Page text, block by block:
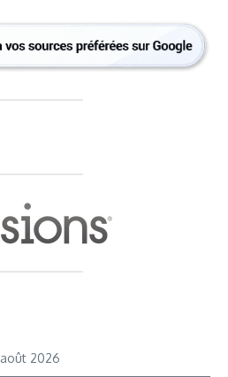
août 2026